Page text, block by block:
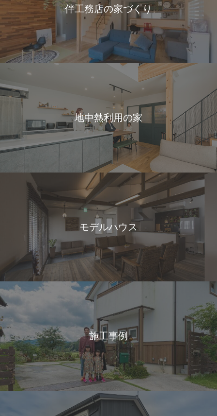
伴工務店の家づくり
地中熱利用の家
モデルハウス
施工事例